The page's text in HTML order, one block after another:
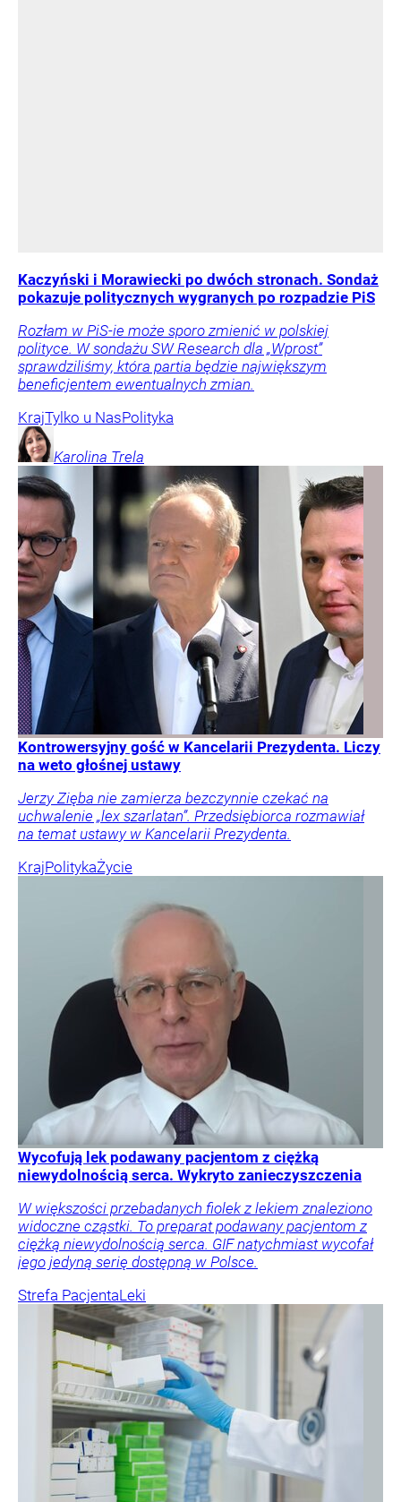
Kaczyński i Morawiecki po dwóch stronach. Sondaż
pokazuje politycznych wygranych po rozpadzie PiS
Rozłam w PiS-ie może sporo zmienić w polskiej
polityce. W sondażu SW Research dla „Wprost”
sprawdziliśmy, która partia będzie największym
beneficjentem ewentualnych zmian.
KrajTylko u NasPolityka
Karolina Trela
Kontrowersyjny gość w Kancelarii Prezydenta. Liczy
na weto głośnej ustawy
Jerzy Zięba nie zamierza bezczynnie czekać na
uchwalenie „lex szarlatan”. Przedsiębiorca rozmawiał
na temat ustawy w Kancelarii Prezydenta.
KrajPolitykaŻycie
Wycofują lek podawany pacjentom z ciężką
niewydolnością serca. Wykryto zanieczyszczenia
W większości przebadanych fiolek z lekiem znaleziono
widoczne cząstki. To preparat podawany pacjentom z
ciężką niewydolnością serca. GIF natychmiast wycofał
jego jedyną serię dostępną w Polsce.
Strefa PacjentaLeki